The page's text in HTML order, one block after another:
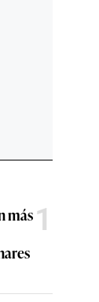
más1